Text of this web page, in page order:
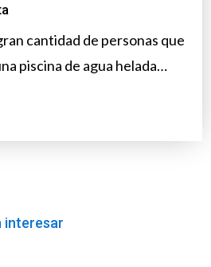
cantidad de personas que
piscina de agua helada…
interesar